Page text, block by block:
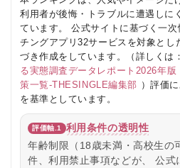
利用者が後悔・トラブルに遭遇しに
ています。 公式サイトに基づく一
チングアプリ32サービスを対象とし
づき作成をしています。（詳しくは：
る実態調査データレポート2026年
策一覧-THESINGLE編集部 ）評価
を基準としています。
評価軸.1
利用条件の透明性
年齢制限（18歳未満・高校生の
件、利用禁止事項などが、 公